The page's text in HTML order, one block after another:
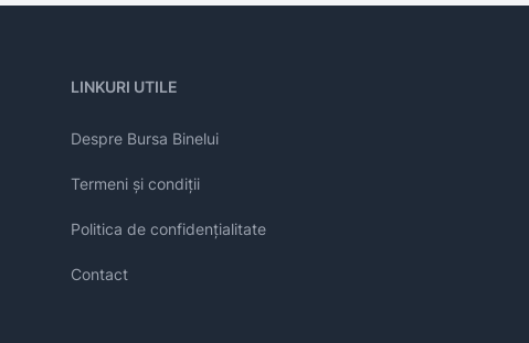
LINKURI UTILE
Despre Bursa Binelui
Termeni și condiții
Politica de confidențialitate
Contact